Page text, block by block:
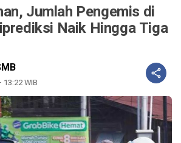
Jumlah Pengemis di
Naik Hingga Tiga
13:22 WIB